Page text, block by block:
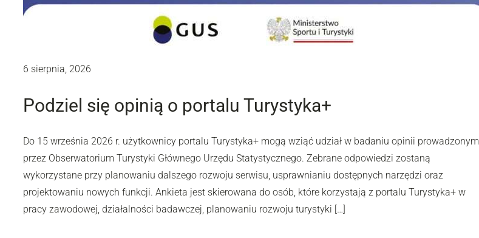
6 sierpnia, 2026
Podziel się opinią o portalu Turystyka+
Do 15 września 2026 r. użytkownicy portalu Turystyka+ mogą wziąć udział w badaniu opinii prowadzonym
przez Obserwatorium Turystyki Głównego Urzędu Statystycznego. Zebrane odpowiedzi zostaną
wykorzystane przy planowaniu dalszego rozwoju serwisu, usprawnianiu dostępnych narzędzi oraz
projektowaniu nowych funkcji. Ankieta jest skierowana do osób, które korzystają z portalu Turystyka+ w
pracy zawodowej, działalności badawczej, planowaniu rozwoju turystyki […]